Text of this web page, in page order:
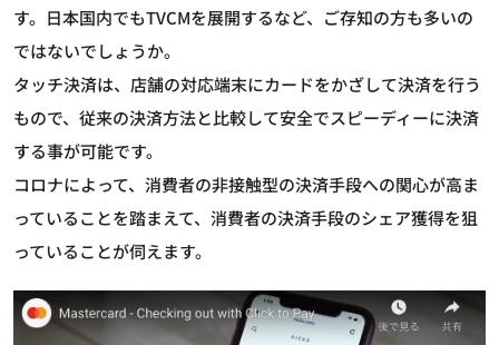
す。日本国内でもTVCMを展開するなど、ご存知の方も多いの
ではないでしょうか。
タッチ決済は、店舗の対応端末にカードをかざして決済を行う
もので、従来の決済方法と比較して安全でスピーディーに決済
する事が可能です。
コロナによって、消費者の非接触型の決済手段への関心が高ま
っていることを踏まえて、消費者の決済手段のシェア獲得を狙
っていることが伺えます。